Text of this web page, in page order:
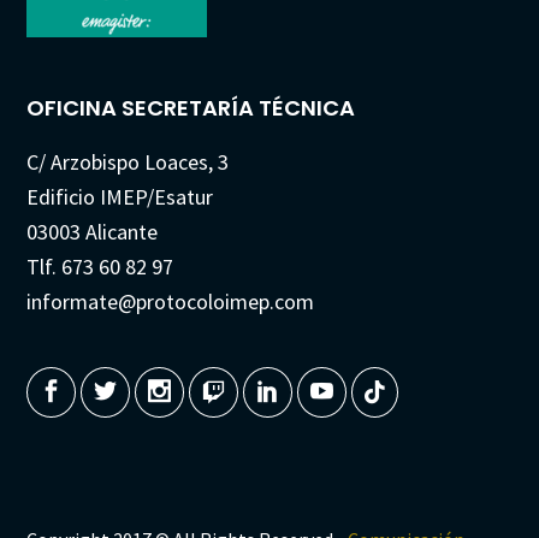
OFICINA SECRETARÍA TÉCNICA
C/ Arzobispo Loaces, 3
Edificio IMEP/Esatur
03003 Alicante
Tlf. 673 60 82 97
informate@protocoloimep.com